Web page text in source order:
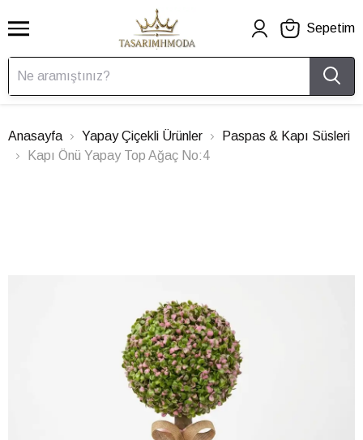
Sepetim
Anasayfa Yapay Çiçekli Ürünler
Paspas & Kapı Süsleri
Kapı Önü Yapay Top Ağaç No:4